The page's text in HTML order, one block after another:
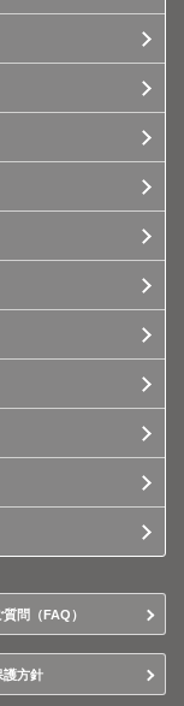
問（FAQ）
護方針